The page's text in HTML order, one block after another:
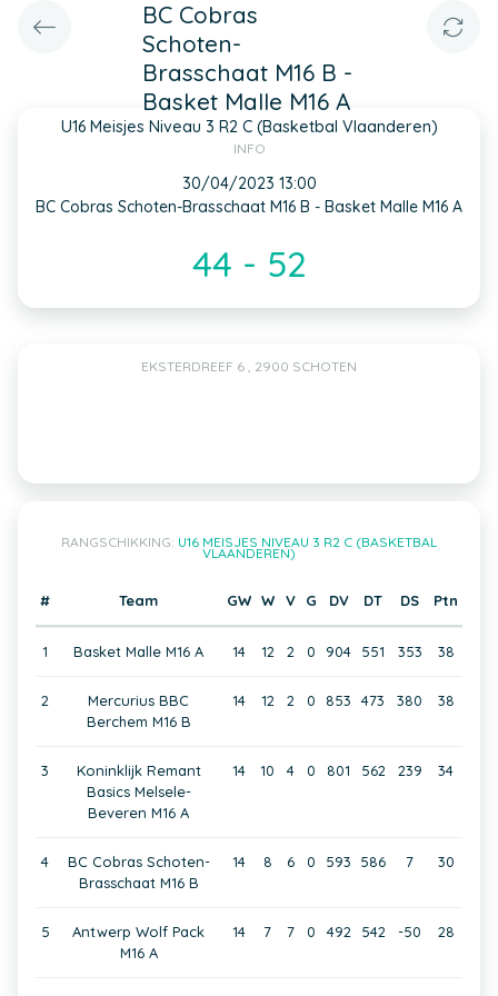
BC Cobras
Schoten-
Brasschaat M16 B -
Basket Malle M16 A
U16 Meisjes Niveau 3 R2 C (Basketbal Vlaanderen)
INFO
30/04/2023 13:00
BC Cobras Schoten-Brasschaat M16 B - Basket Malle M16 A
44 - 52
EKSTERDREEF 6 , 2900 SCHOTEN
RANGSCHIKKING: U16 MEISJES NIVEAU 3 R2 C (BASKETBAL
VLAANDEREN)
# Team GW W V G DV DT DS Ptn
1 Basket Malle M16 A 14 12 2 0 904 551 353 38
2
Mercurius BBC
Berchem M16 B
14 12 2 0 853 473 380 38
3
Koninklijk Remant
Basics Melsele-
Beveren M16 A
14 10 4 0 801 562 239 34
4
BC Cobras Schoten-
Brasschaat M16 B
14 8 6 0 593 586 7 30
5
Antwerp Wolf Pack
M16 A
14 7 7 0 492 542 -50 28